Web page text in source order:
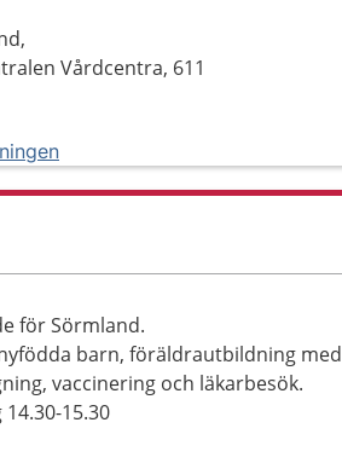
Vårdcentra, 611
för Sörmland.
barn, föräldrautbildning med
vaccinering och läkarbesök.
15.30